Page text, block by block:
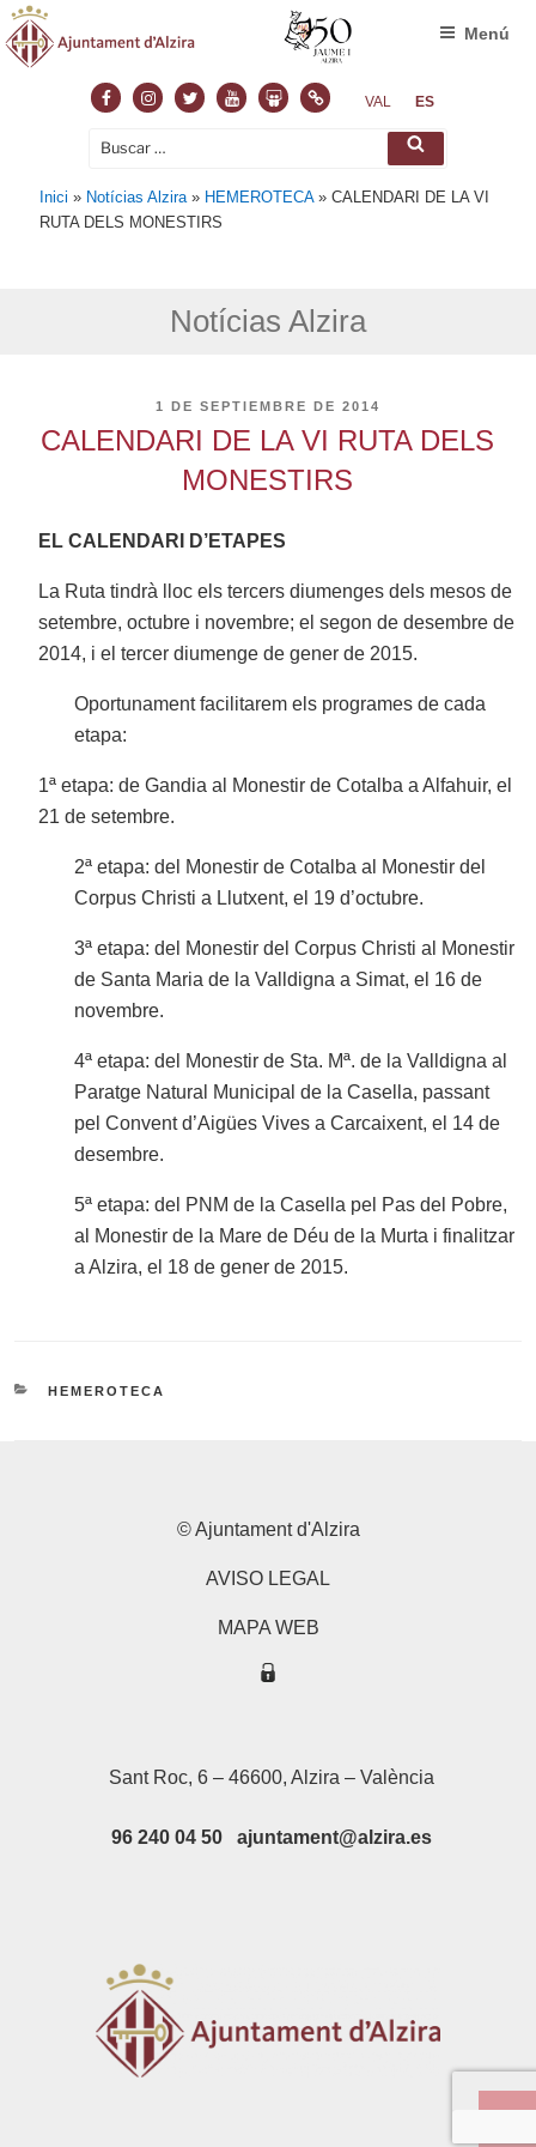
FacebookInstagram
TwitterYoutubeSlideshare
NormasVAL ES
Buscar
Buscar
Menú
Inici » Notícias Alzira » HEMEROTECA»CALENDARI DE LA VI
RUTA DELS MONESTIRS
Notícias Alzira
PUBLICADO
1 DE SEPTIEMBRE DE 2014
CALENDARI DE LA VI RUTA DELS
MONESTIRS
EL CALENDARI D’ETAPES
La Ruta tindrà lloc els tercers diumenges dels mesos de
setembre, octubre i novembre; el segon de desembre de
2014, i el tercer diumenge de gener de 2015.
Oportunament facilitarem els programes de cada
etapa:
1ª etapa: de Gandia al Monestir de Cotalba a Alfahuir, el
21 de setembre.
2ª etapa: del Monestir de Cotalba al Monestir del
Corpus Christi a Llutxent, el 19 d’octubre.
3ª etapa: del Monestir del Corpus Christi al Monestir
de Santa Maria de la Valldigna a Simat, el 16 de
novembre.
4ª etapa: del Monestir de Sta. Mª. de la Valldigna al
Paratge Natural Municipal de la Casella, passant
pel Convent d’Aigües Vives a Carcaixent, el 14 de
desembre.
5ª etapa: del PNM de la Casella pel Pas del Pobre,
al Monestir de la Mare de Déu de la Murta i finalitzar
a Alzira, el 18 de gener de 2015.
CATEGORÍAS
HEMEROTECA
© Ajuntament d'Alzira
AVISO LEGAL
MAPA WEB
Sant Roc, 6 – 46600, Alzira – València
96 240 04 50 ajuntament@alzira.es